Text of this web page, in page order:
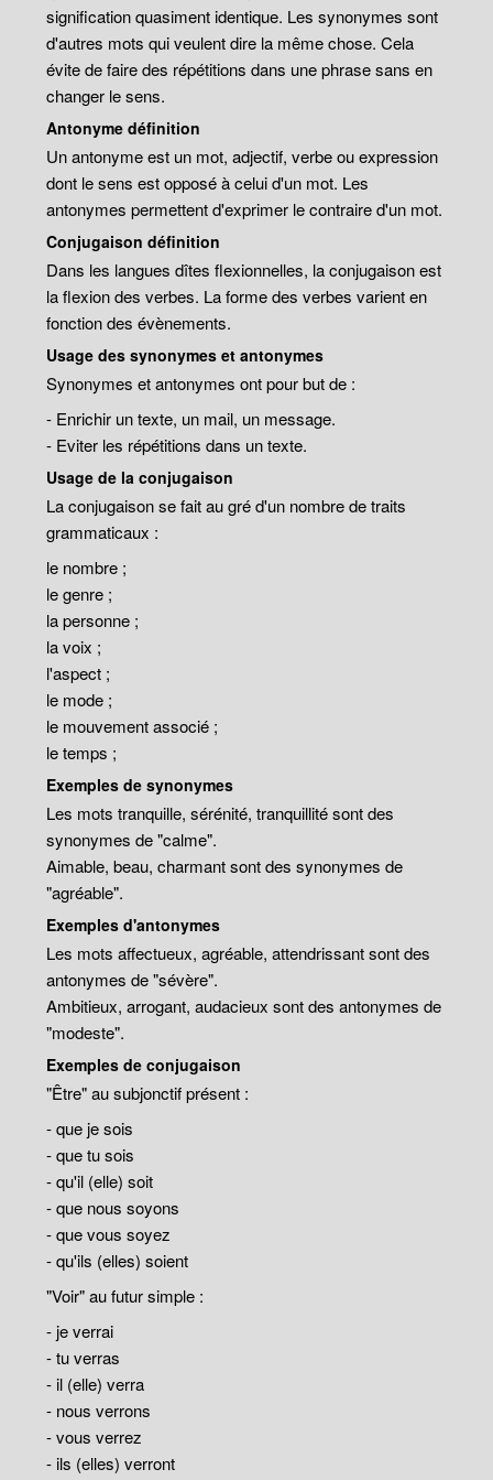
signification quasiment identique. Les synonymes sont
d'autres mots qui veulent dire la même chose. Cela
évite de faire des répétitions dans une phrase sans en
changer le sens.
Antonyme définition
Un antonyme est un mot, adjectif, verbe ou expression
dont le sens est opposé à celui d'un mot. Les
antonymes permettent d'exprimer le contraire d'un mot.
Conjugaison définition
Dans les langues dîtes flexionnelles, la conjugaison est
la flexion des verbes. La forme des verbes varient en
fonction des évènements.
Usage des synonymes et antonymes
Synonymes et antonymes ont pour but de :
- Enrichir un texte, un mail, un message.
- Eviter les répétitions dans un texte.
Usage de la conjugaison
La conjugaison se fait au gré d'un nombre de traits
grammaticaux :
le nombre ;
le genre ;
la personne ;
la voix ;
l'aspect ;
le mode ;
le mouvement associé ;
le temps ;
Exemples de synonymes
Les mots tranquille, sérénité, tranquillité sont des
synonymes de "calme".
Aimable, beau, charmant sont des synonymes de
"agréable".
Exemples d'antonymes
Les mots affectueux, agréable, attendrissant sont des
antonymes de "sévère".
Ambitieux, arrogant, audacieux sont des antonymes de
"modeste".
Exemples de conjugaison
"Être" au subjonctif présent :
- que je sois
- que tu sois
- qu'il (elle) soit
- que nous soyons
- que vous soyez
- qu'ils (elles) soient
"Voir" au futur simple :
- je verrai
- tu verras
- il (elle) verra
- nous verrons
- vous verrez
- ils (elles) verront